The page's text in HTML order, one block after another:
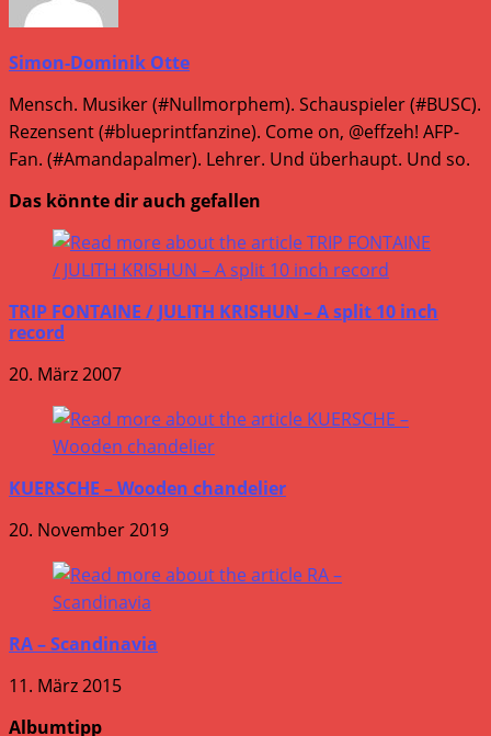
Simon-Dominik Otte
Mensch. Musiker (#Nullmorphem). Schauspieler (#BUSC).
Rezensent (#blueprintfanzine). Come on, @effzeh! AFP-
Fan. (#Amandapalmer). Lehrer. Und überhaupt. Und so.
Das könnte dir auch gefallen
TRIP FONTAINE / JULITH KRISHUN – A split 10 inch
record
20. März 2007
KUERSCHE – Wooden chandelier
20. November 2019
RA – Scandinavia
11. März 2015
Albumtipp